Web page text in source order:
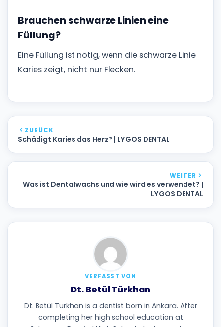
Brauchen schwarze Linien eine
Füllung?
Eine Füllung ist nötig, wenn die schwarze Linie
Karies zeigt, nicht nur Flecken.
ZURÜCK
Schädigt Karies das Herz? | LYGOS DENTAL
WEITER
Was ist Dentalwachs und wie wird es verwendet? |
LYGOS DENTAL
VERFASST VON
Dt. Betül Türkhan
Dt. Betül Türkhan is a dentist born in Ankara. After
completing her high school education at